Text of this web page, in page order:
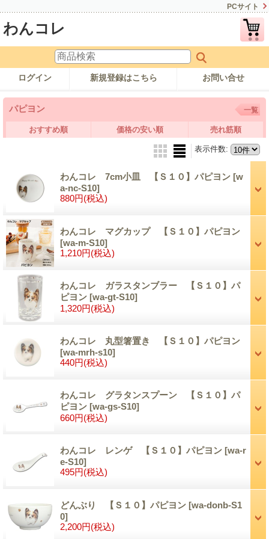
PCサイト
わんコレ
ログイン 新規登録はこちら お問い合せ
パピヨン 一覧
おすすめ順 価格の安い順 売れ筋順
表示件数:
わんコレ 7cm小皿 【Ｓ１０】パピヨン [w
a-nc-S10]
880円(税込)
わんコレ マグカップ 【Ｓ１０】パピヨン
[wa-m-S10]
1,210円(税込)
わんコレ ガラスタンブラー 【Ｓ１０】パ
ピヨン [wa-gt-S10]
1,320円(税込)
わんコレ 丸型箸置き 【Ｓ１０】パピヨン
[wa-mrh-s10]
440円(税込)
わんコレ グラタンスプーン 【Ｓ１０】パ
ピヨン [wa-gs-S10]
660円(税込)
わんコレ レンゲ 【Ｓ１０】パピヨン [wa-r
e-S10]
495円(税込)
どんぶり 【Ｓ１０】パピヨン [wa-donb-S1
0]
2,200円(税込)